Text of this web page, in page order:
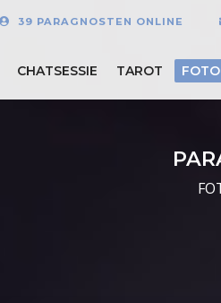
39 PARAGNOSTEN ONLINE
CHATSESSIE TAROT